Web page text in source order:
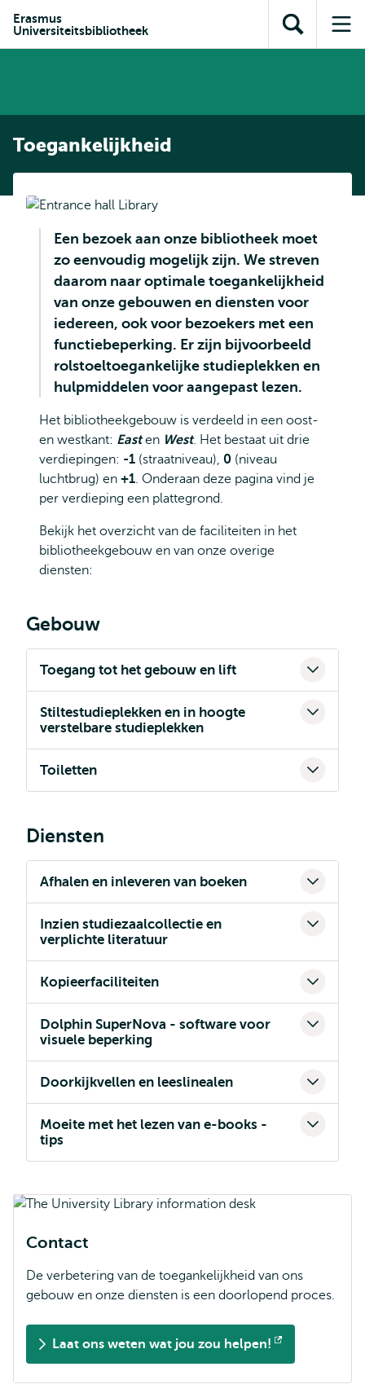
inhoud
Direct naar
subnavigatie
Erasmus
Universiteitsbibliotheek
Toon
zoekveld
Toegankelijkheid
Een bezoek aan onze bibliotheek moet
zo eenvoudig mogelijk zijn. We streven
daarom naar optimale toegankelijkheid
van onze gebouwen en diensten voor
iedereen, ook voor bezoekers met een
functiebeperking. Er zijn bijvoorbeeld
rolstoeltoegankelijke studieplekken en
hulpmiddelen voor aangepast lezen.
Het bibliotheekgebouw is verdeeld in een oost-
en westkant: East en West. Het bestaat uit drie
verdiepingen: -1 (straatniveau), 0 (niveau
luchtbrug) en +1. Onderaan deze pagina vind je
per verdieping een plattegrond.
Bekijk het overzicht van de faciliteiten in het
bibliotheekgebouw en van onze overige
diensten:
Gebouw
Toegang tot het gebouw en lift
Stiltestudieplekken en in hoogte
verstelbare studieplekken
Toiletten
Diensten
Afhalen en inleveren van boeken
Inzien studiezaalcollectie en
verplichte literatuur
Kopieerfaciliteiten
Dolphin SuperNova - software voor
visuele beperking
Doorkijkvellen en leeslinealen
Moeite met het lezen van e-books -
tips
Contact
De verbetering van de toegankelijkheid van ons
gebouw en onze diensten is een doorlopend proces.
Laat ons weten wat jou zou helpen!
Opent